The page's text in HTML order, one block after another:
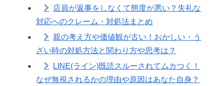
店員が返事をしなくて態度が悪い？失礼な
対応へのクレーム・対処法まとめ
親の考え方や価値観が古い！おかしい・う
ざい時の対処方法と関わり方や思考は？
LINE(ライン)既読スルーされてムカつく！
なぜ無視されるかの理由や原因はあなた自身？